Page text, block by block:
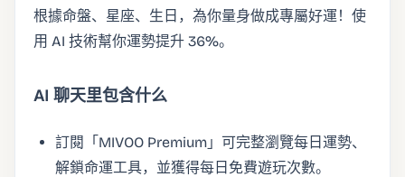
根據命盤、星座、生日，為你量身做成專屬好運！使
用 AI 技術幫你運勢提升 36%。
AI 聊天里包含什么
訂閱「MIVOO Premium」可完整瀏覽每日運勢、
解鎖命運工具，並獲得每日免費遊玩次數。